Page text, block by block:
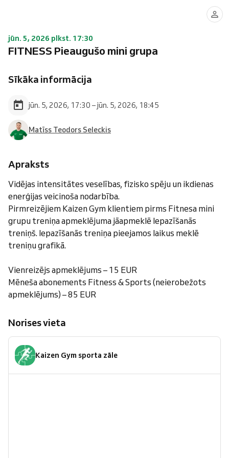
jūn. 5, 2026 plkst. 17:30
FITNESS Pieaugušo mini grupa
Sīkāka informācija
jūn. 5, 2026, 17:30 – jūn. 5, 2026, 18:45
Matīss Teodors Seleckis
Apraksts
Vidējas intensitātes veselības, fizisko spēju un ikdienas
enerģijas veicinoša nodarbība.
Pirmreizējiem Kaizen Gym klientiem pirms Fitnesa mini
grupu treniņa apmeklējuma jāapmeklē Iepazīšanās
treniņš. Iepazīšanās treniņa pieejamos laikus meklē
treniņu grafikā.
Vienreizējs apmeklējums – 15 EUR
Mēneša abonements Fitness & Sports (neierobežots
apmeklējums) – 85 EUR
Norises vieta
Kaizen Gym sporta zāle